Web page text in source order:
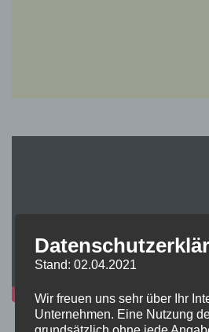
Stand: 02.04.2021
Wir freuen uns sehr über Ihr
Unternehmen. Eine Nutzung
grundsätzlich ohne jede